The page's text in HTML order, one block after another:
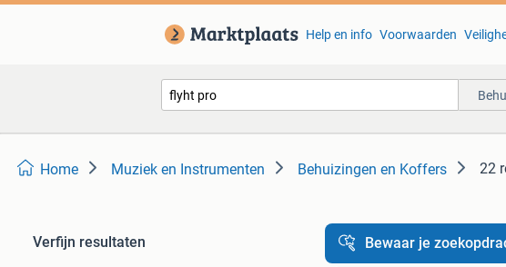
Help en info Voorwaarden
Home Muziek en Instrumenten Behuizingen en Koffers 22
Verfijn resultaten
Bewaar je